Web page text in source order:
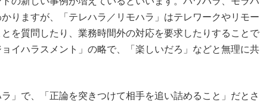
りますが、「テレハラ／リモハラ」はテレワークやリモー
を質問したり、業務時間外の対応を要求したりすることで
イハラスメント」の略で、「楽しいだろ」などと無理に共
」で、「正論を突きつけて相手を追い詰めること」だとさ